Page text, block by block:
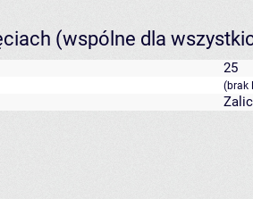
(wspólne dla
25
(brak